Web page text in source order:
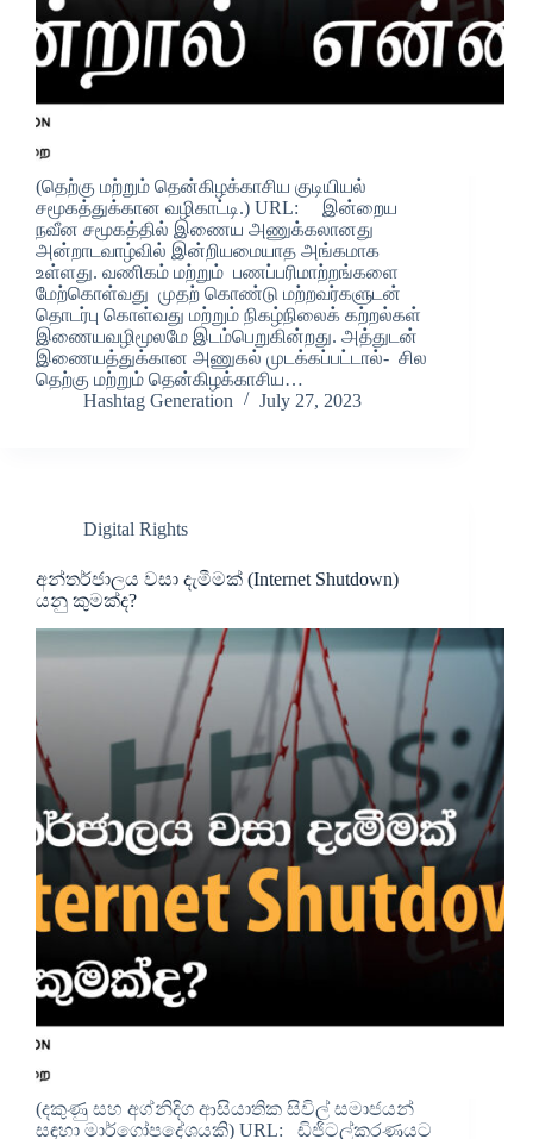
(தெற்கு மற்றும் தென்கிழக்காசிய குடியியல்
சமூகத்துக்கான வழிகாட்டி.) URL: இன்றைய
நவீன சமூகத்தில் இணைய அணுக்கலானது
அன்றாடவாழ்வில் இன்றியமையாத அங்கமாக
உள்ளது. வணிகம் மற்றும் பணப்பரிமாற்றங்களை
மேற்கொள்வது முதற் கொண்டு மற்றவர்களுடன்
தொடர்பு கொள்வது மற்றும் நிகழ்நிலைக் கற்றல்கள்
இணையவழிமூலமே இடம்பெறுகின்றது. அத்துடன்
இணையத்துக்கான அணுகல் முடக்கப்பட்டால்- சில
தெற்கு மற்றும் தென்கிழக்காசிய…
Hashtag Generation
July 27, 2023
Digital Rights
අන්තර්ජාලය වසා දැමීමක් (Internet Shutdown)
යනු කුමක්ද?
(දකුණු සහ අග්නිදිග ආසියාතික සිවිල් සමාජයන්
සඳහා මාර්ගෝපදේශයකි) URL: ඩිජිටල්කරණයට